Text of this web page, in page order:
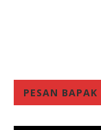
PESAN